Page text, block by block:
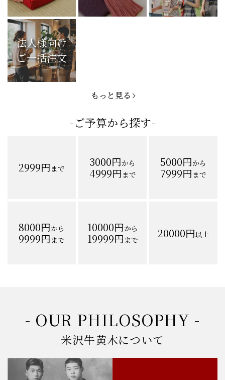
法人様向け
ご一括注文
もっと見る
-ご予算から探す-
2999円まで 3000円から
4999円まで
5000円から
7999円まで
8000円から
9999円まで
10000円から
19999円まで 20000円以上
- OUR PHILOSOPHY -
米沢牛黄木について